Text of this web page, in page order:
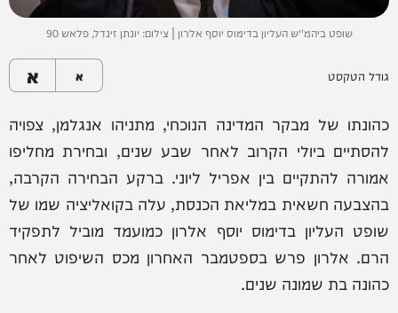
שופט ביהמ''ש העליון בדימוס יוסף אלרון | צילום: יונתן זינדל, פלאש 90
גודל הטקסט א א
כהונתו של מבקר המדינה הנוכחי, מתניהו אנגלמן, צפויה
להסתיים ביולי הקרוב לאחר שבע שנים, ובחירת מחליפו
אמורה להתקיים בין אפריל ליוני. ברקע הבחירה הקרבה,
בהצבעה חשאית במליאת הכנסת, עלה בקואליציה שמו של
שופט העליון בדימוס יוסף אלרון כמועמד מוביל לתפקיד
הרם. אלרון פרש בספטמבר האחרון מכס השיפוט לאחר
כהונה בת שמונה שנים.